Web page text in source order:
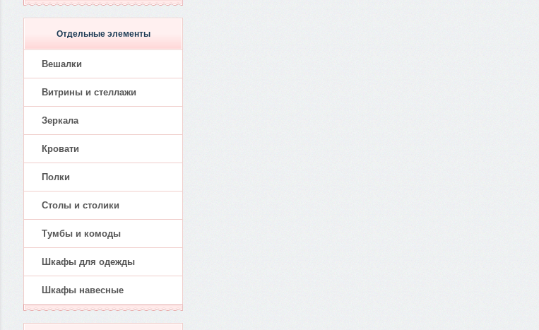
Отдельные элементы
Вешалки
Витрины и стеллажи
Зеркала
Кровати
Полки
Столы и столики
Тумбы и комоды
Шкафы для одежды
Шкафы навесные